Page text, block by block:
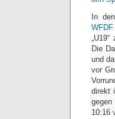
In
WFDF
Die
und
vor
direkt
10:16